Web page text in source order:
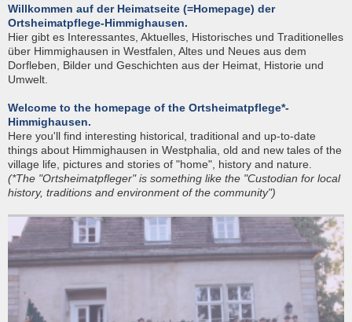
Willkommen auf der Heimatseite (=Homepage) der
Ortsheimatpflege-Himmighausen.
Hier gibt es Interessantes, Aktuelles, Historisches und Traditionelles
über Himmighausen in Westfalen, Altes und Neues aus dem
Dorfleben, Bilder und Geschichten aus der Heimat, Historie und
Umwelt.
Welcome to the homepage of the Ortsheimatpflege*-
Himmighausen.
Here you'll find interesting historical, traditional and up-to-date
things about Himmighausen in Westphalia, old and new tales of the
village life, pictures and stories of "home", history and nature.
(*The "Ortsheimatpfleger" is something like the "Custodian for local
history, traditions and environment of the community")